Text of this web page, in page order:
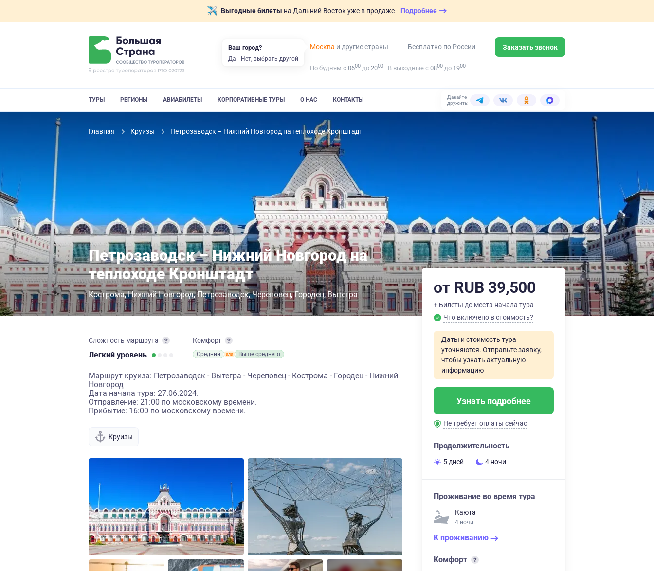
Выгодные билеты на Дальний Восток уже в продаже Подробнее
Москва и другие страны Бесплатно по России Заказать звонок
По будням с 0600 до 2000 В выходные с 0800 до 1900
ТУРЫ РЕГИОНЫ АВИАБИЛЕТЫ КОРПОРАТИВНЫЕ ТУРЫ О НАС КОНТАКТЫ
Давайте
дружить:
Главная Круизы Петрозаводск – Нижний Новгород на теплоходе Кронштадт
Петрозаводск – Нижний Новгород на
теплоходе Кронштадт
Кострома Нижний Новгород Петрозаводск Череповец Городец Вытегра
Сложность маршрута
Легкий уровень
Комфорт
Средний Выше среднего
Маршрут круиза: Петрозаводск - Вытегра - Череповец - Кострома - Городец - Нижний
Новгород
Дата начала тура: 27.06.2024.
Отправление: 21:00 по московскому времени.
Прибытие: 16:00 по московскому времени.
Круизы
от RUB 39,500
+ Билеты до места начала тура
Что включено в стоимость?
Даты и стоимость тура
уточняются. Отправьте заявку,
чтобы узнать актуальную
информацию
Узнать подробнее
Не требует оплаты сейчас
Продолжительность
5 дней 4 ночи
Проживание во время тура
Каюта
4 ночи
К проживанию
Комфорт
Ваш город?
Да Нет, выбрать другой